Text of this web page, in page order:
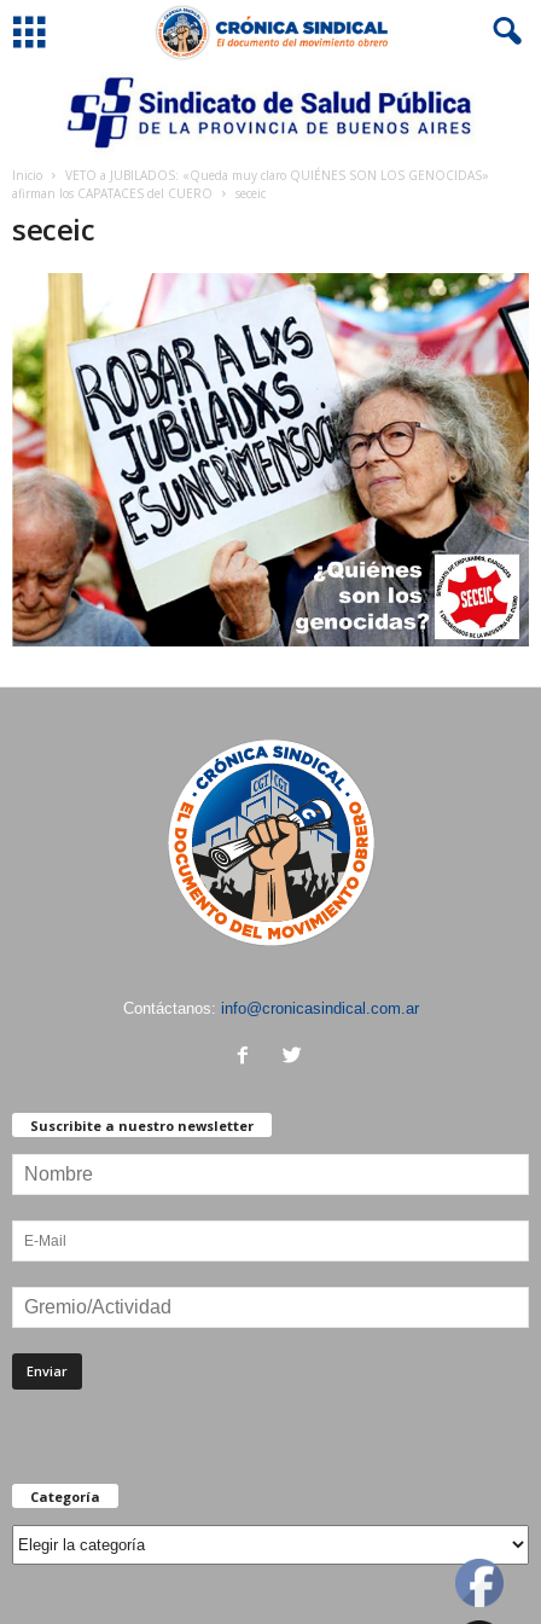
Inicio
VETO a JUBILADOS: «Queda muy claro QUIÉNES SON LOS GENOCIDAS»
afirman los CAPATACES del CUERO
seceic
seceic
Contáctanos: info@cronicasindical.com.ar
Suscribite a nuestro newsletter
Categoría
Categoría